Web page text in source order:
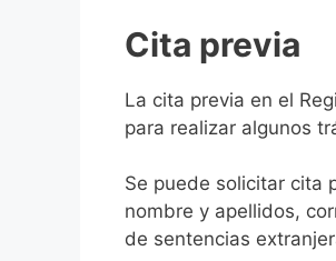
Cita previa
​​​​​​​​​​​​​​​​​​​​​​​​​​​​La cita previa en el
para realizar algunos
Se puede solicitar cita
nombre y apellidos,
de sentencias